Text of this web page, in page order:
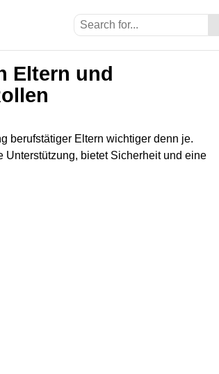
Eltern und
berufstätiger Eltern wichtiger denn je.
bietet Sicherheit und eine